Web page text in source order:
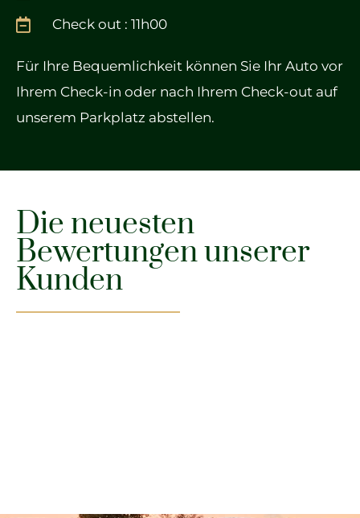
Check out : 11h00
Für Ihre Bequemlichkeit können Sie Ihr Auto vor
Ihrem Check-in oder nach Ihrem Check-out auf
unserem Parkplatz abstellen.
Die neuesten
Bewertungen unserer
Kunden